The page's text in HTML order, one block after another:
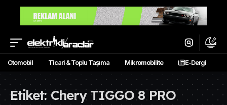
Otomobil Ticari & Toplu Taşıma Mikromobilite E-Dergi
Etiket:Chery TIGGO 8 PRO